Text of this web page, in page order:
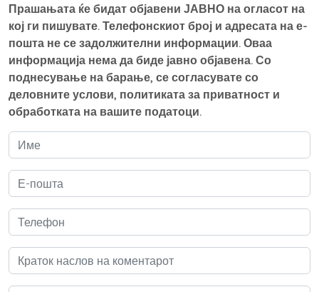
Прашањата ќе бидат објавени ЈАВНО на огласот на
кој ги пишувате. Телефонскиот број и адресата на е-
пошта не се задолжителни информации. Оваа
информација нема да биде јавно објавена. Со
поднесување на барање, се согласувате со
деловните услови, политиката за приватност и
обработката на вашите податоци.